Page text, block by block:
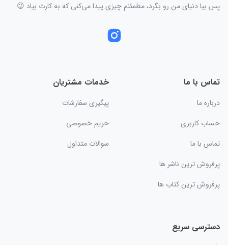
پس بیا دنیای من رو بگرد، مطمئنم چیزی پیدا می‌کنی که به کارت بیاد 😉
تماس با ما
درباره ما
حساب کاربری
تماس با ما
پرفروش ترین ناشر ها
پرفروش ترین کتاب ها
خدمات مشتریان
پیگیری سفارشات
حریم خصوصی
سوالات متداول
دسترسی سریع